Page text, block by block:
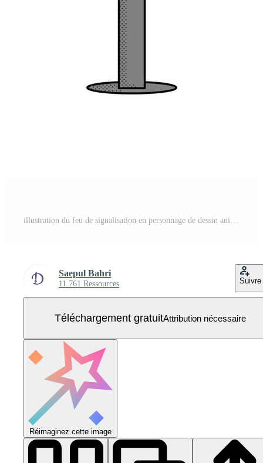
illustration du feu de signalisation en personnage de dessin animé rétro avec panneaux de signalisation, feu vert. aller signer Vecteur Gratuit
Saepul Bahri
11 761 Ressources Suivre
Téléchargement gratuitAttribution nécessaire
Réimaginez cette image